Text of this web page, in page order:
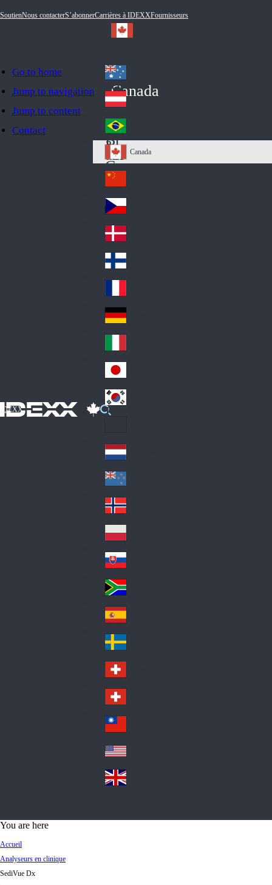
Go to home
Jump to navigation
Jump to content
Contact
SoutienNous contacterS’abonnerCarrières à IDEXXFournisseurs
IDEXX
Canada
Au
str
ali
a
Au
stri
a
Br
azi
l
Ca
na
da
Canada
Ch
ina
Cz
ec
h
De
nm
ark
Fin
d
Fra
nc
e
Ge
an
y
Ital
y
Jap
an
Ko
Lat
in
A
me
ric
a
Ne
the
rla
nd
s
Ne
w
Ze
ala
nd
No
rw
ay
Pol
an
d
Slo
va
kia
So
uth
Af
ric
a
Sp
ain
Sw
ed
en
Sw
itz
erl
an
d
Sw
itz
erl
an
d
wa
n
A
d
You are here
Accueil
Analyseurs en clinique
SediVue Dx